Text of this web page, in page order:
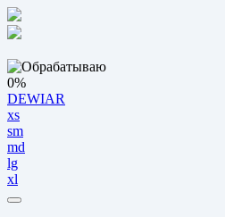
0%
DEWIAR
xs
sm
md
lg
xl